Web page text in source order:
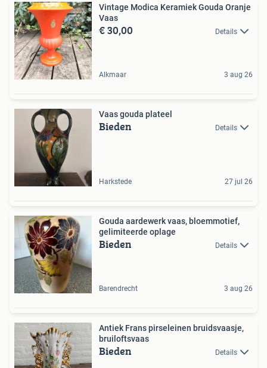
Vintage Modica Keramiek Gouda Oranje
Vaas
€ 30,00 Details
Alkmaar 3 aug 26
Vaas gouda plateel
Bieden Details
Harkstede 27 jul 26
Gouda aardewerk vaas, bloemmotief,
gelimiteerde oplage
Bieden Details
Barendrecht 3 aug 26
Antiek Frans pirseleinen bruidsvaasje,
bruiloftsvaas
Bieden Details